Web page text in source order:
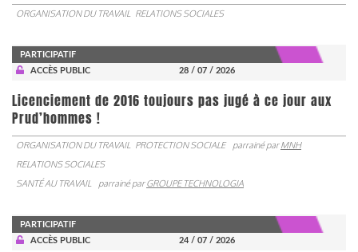
ORGANISATION DU TRAVAIL RELATIONS SOCIALES
PARTICIPATIF
ACCÈS PUBLIC
28 / 07 / 2026
Licenciement de 2016 toujours pas jugé à ce jour aux
Prud’hommes !
ORGANISATION DU TRAVAIL PROTECTION SOCIALE parrainé parMNH
RELATIONS SOCIALES
SANTÉ AU TRAVAIL
parrainé parGROUPE TECHNOLOGIA
PARTICIPATIF
ACCÈS PUBLIC
24 / 07 / 2026